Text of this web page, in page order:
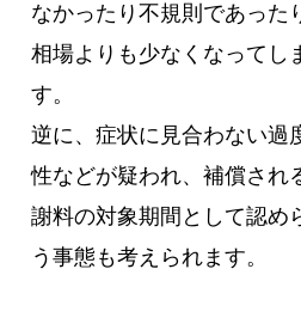
なかったり不規則であった
相場よりも少なくなってし
す。
逆に、症状に見合わない過
性などが疑われ、補償され
謝料の対象期間として認め
う事態も考えられます。